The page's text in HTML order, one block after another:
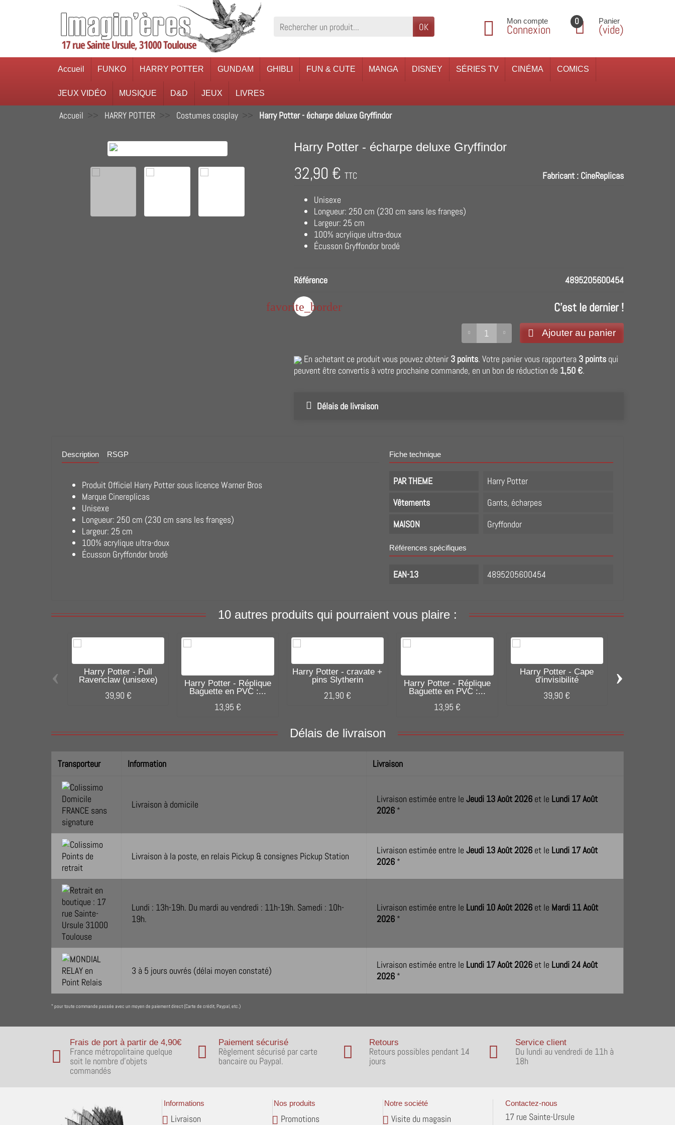
OK Mon compte
Connexion
0 Panier
(vide)
Accueil FUNKO HARRY POTTER GUNDAM GHIBLI FUN & CUTE MANGA DISNEY SÉRIES TV CINÉMA COMICS
JEUX VIDÉO MUSIQUE D&D JEUX LIVRES
Accueil HARRY POTTER Costumes cosplay Harry Potter - écharpe deluxe Gryffindor
Harry Potter - écharpe deluxe Gryffindor
Fabricant : CineReplicas
32,90 €TTC
Unisexe
Longueur: 250 cm (230 cm sans les franges)
Largeur: 25 cm
100% acrylique ultra-doux
Écusson Gryffondor brodé
Référence 4895205600454
C'est le dernier !
Ajouter au panier
favorite_border
En achetant ce produit vous pouvez obtenir 3 points. Votre panier vous rapportera 3 points qui
peuvent être convertis à votre prochaine commande, en un bon de réduction de 1,50 €.
Délais de livraison
Description RSGP
Produit Officiel Harry Potter sous licence Warner Bros
Marque Cinereplicas
Unisexe
Longueur: 250 cm (230 cm sans les franges)
Largeur: 25 cm
100% acrylique ultra-doux
Écusson Gryffondor brodé
Fiche technique
PAR THEME
Harry Potter
Vêtements
Gants, écharpes
MAISON
Gryffondor
Références spécifiques
EAN-13 4895205600454
10 autres produits qui pourraient vous plaire :
Harry Potter - Pull
Ravenclaw (unisexe)
39,90 €
Harry Potter - Réplique
Baguette en PVC :...
13,95 €
Harry Potter - cravate +
pins Slytherin
21,90 €
Harry Potter - Réplique
Baguette en PVC :...
13,95 €
Harry Potter - Cape
d'invisibilité
39,90 €
‹ ›
Délais de livraison
Transporteur Information Livraison
Livraison à domicile Livraison estimée entre le Jeudi 13 Août 2026 et le Lundi 17 Août
2026 *
Livraison à la poste, en relais Pickup & consignes Pickup Station
Livraison estimée entre le Jeudi 13 Août 2026 et le Lundi 17 Août
2026 *
Lundi : 13h-19h. Du mardi au vendredi : 11h-19h. Samedi : 10h-
19h.
Livraison estimée entre le Lundi 10 Août 2026 et le Mardi 11 Août
2026 *
3 à 5 jours ouvrés (délai moyen constaté)
Livraison estimée entre le Lundi 17 Août 2026 et le Lundi 24 Août
2026 *
* pour toute commande passée avec un moyen de paiement direct (Carte de crédit, Paypal, etc.)
Frais de port à partir de 4,90€
France métropolitaine quelque
soit le nombre d'objets
commandés
Paiement sécurisé
Règlement sécurisé par carte
bancaire ou Paypal.
Retours
Retours possibles pendant 14
jours
Service client
Du lundi au vendredi de 11h à
18h
Informations
Livraison
Nos produits
Promotions
Notre société
Visite du magasin
Contactez-nous
17 rue Sainte-Ursule